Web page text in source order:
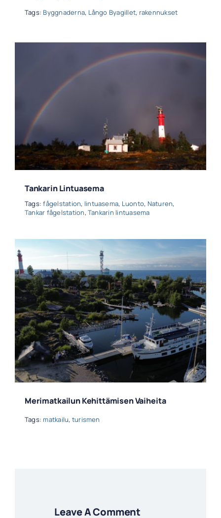
Tags: Byggnaderna, Långo Byagillet, rakennukset
Tankarin Lintuasema
Tags:fågelstation, lintuasema, Luonto, Naturen,
Tankar fågelstation, Tankarin lintuasema
Merimatkailun Kehittämisen Vaiheita
Tags: matkailu, turismen
Leave A Comment